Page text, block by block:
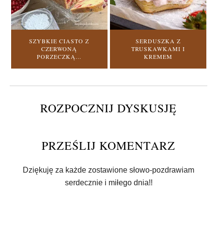
SZYBKIE CIASTO Z
CZERWONĄ
PORZECZKĄ...
SERDUSZKA Z
TRUSKAWKAMI I
KREMEM
ROZPOCZNIJ DYSKUSJĘ
PRZEŚLIJ KOMENTARZ
Dziękuję za każde zostawione słowo-pozdrawiam
serdecznie i miłego dnia!!